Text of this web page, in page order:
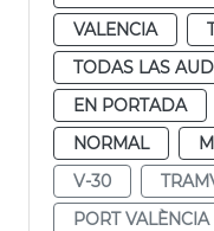
VALENCIA
TODAS LAS
EN PORTADA
NORMAL
V-30
PORT VALÈNCIA